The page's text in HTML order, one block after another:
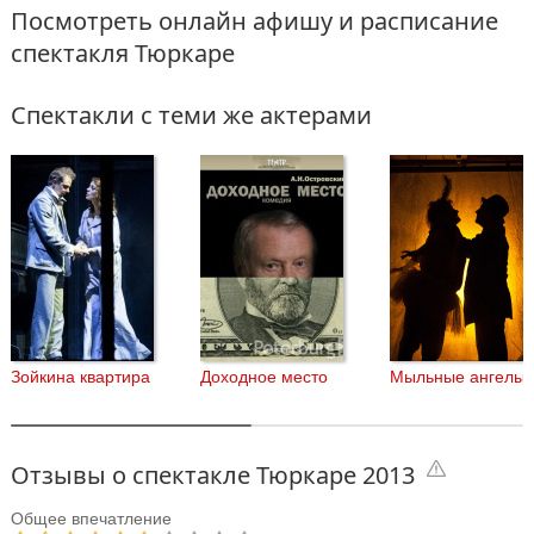
Посмотреть онлайн афишу и расписание
спектакля Тюркаре
Спектакли с теми же актерами
Зойкина квартира Доходное место Мыльные ангелы
Отзывы о спектакле Тюркаре 2013
Общее впечатление